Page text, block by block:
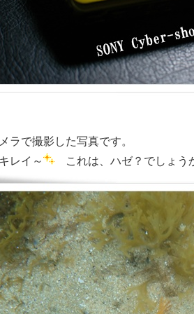
ラで撮影した写真です。
レイ～
これは、ハゼ？でしょう